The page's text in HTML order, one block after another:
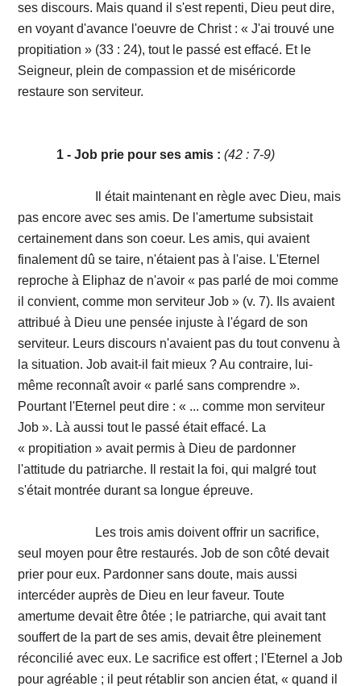
ses discours. Mais quand il s'est repenti, Dieu peut dire,
en voyant d'avance l'oeuvre de Christ : « J'ai trouvé une
propitiation » (33 : 24), tout le passé est effacé. Et le
Seigneur, plein de compassion et de miséricorde
restaure son serviteur.
1 - Job prie pour ses amis :(42 : 7-9)
Il était maintenant en règle avec Dieu, mais
pas encore avec ses amis. De l'amertume subsistait
certainement dans son coeur. Les amis, qui avaient
finalement dû se taire, n'étaient pas à l'aise. L'Eternel
reproche à Eliphaz de n'avoir « pas parlé de moi comme
il convient, comme mon serviteur Job » (v. 7). Ils avaient
attribué à Dieu une pensée injuste à l'égard de son
serviteur. Leurs discours n'avaient pas du tout convenu à
la situation. Job avait-il fait mieux ? Au contraire, lui-
même reconnaît avoir « parlé sans comprendre ».
Pourtant l'Eternel peut dire : « ... comme mon serviteur
Job ». Là aussi tout le passé était effacé. La
« propitiation » avait permis à Dieu de pardonner
l'attitude du patriarche. Il restait la foi, qui malgré tout
s'était montrée durant sa longue épreuve.
Les trois amis doivent offrir un sacrifice,
seul moyen pour être restaurés. Job de son côté devait
prier pour eux. Pardonner sans doute, mais aussi
intercéder auprès de Dieu en leur faveur. Toute
amertume devait être ôtée ; le patriarche, qui avait tant
souffert de la part de ses amis, devait être pleinement
réconcilié avec eux. Le sacrifice est offert ; l'Eternel a Job
pour agréable ; il peut rétablir son ancien état, « quand il